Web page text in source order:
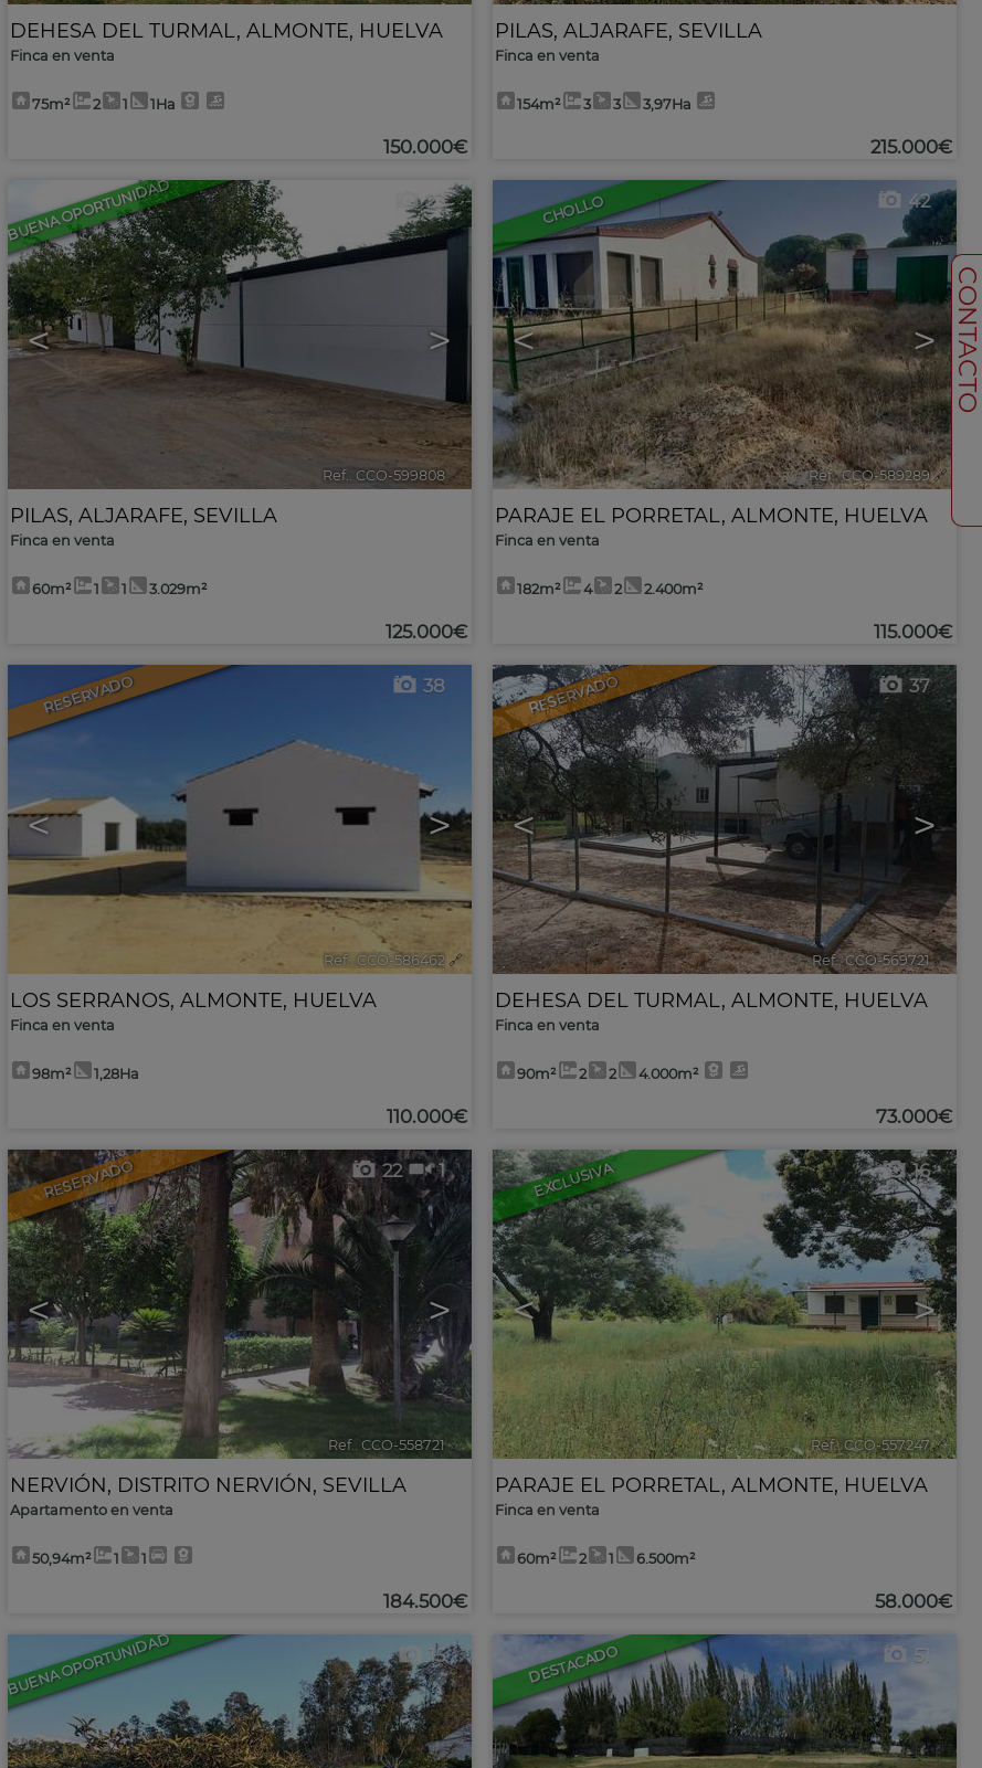
DEHESA DEL TURMAL , ALMONTE, HUELVA
Finca en venta
75m² 2 1 1Ha
150.000€
PILAS, ALJARAFE, SEVILLA
Finca en venta
154m² 3 3 3,97Ha
215.000€
BUENA OPORTUNIDAD
< >
23
Ref.. CCO-599808 🔗
PILAS, ALJARAFE, SEVILLA
Finca en venta
60m² 1 1 3.029m²
125.000€
CHOLLO
< >
42
Ref.. CCO-589289 🔗
PARAJE EL PORRETAL , ALMONTE, HUELVA
Finca en venta
182m² 4 2 2.400m²
115.000€
RESERVADO
< >
38
Ref.. CCO-586462 🔗
LOS SERRANOS, ALMONTE, HUELVA
Finca en venta
98m² 1,28Ha
110.000€
RESERVADO
< >
37
Ref.. CCO-569721 🔗
DEHESA DEL TURMAL , ALMONTE, HUELVA
Finca en venta
90m² 2 2 4.000m²
73.000€
RESERVADO
< >
22 1
Ref.. CCO-558721 🔗
NERVIÓN, DISTRITO NERVIÓN, SEVILLA
Apartamento en venta
50,94m² 1 1
184.500€
EXCLUSIVA
< >
16
Ref.. CCO-557247 🔗
PARAJE EL PORRETAL , ALMONTE, HUELVA
Finca en venta
60m² 2 1 6.500m²
58.000€
BUENA OPORTUNIDAD 15 DESTACADO 51